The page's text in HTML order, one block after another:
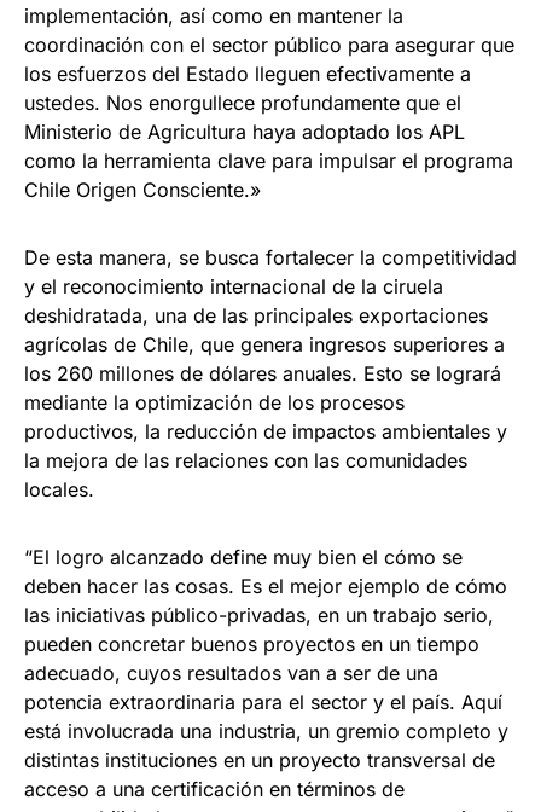
implementación, así como en mantener la
coordinación con el sector público para asegurar que
los esfuerzos del Estado lleguen efectivamente a
ustedes. Nos enorgullece profundamente que el
Ministerio de Agricultura haya adoptado los APL
como la herramienta clave para impulsar el programa
Chile Origen Consciente.»
De esta manera, se busca fortalecer la competitividad
y el reconocimiento internacional de la ciruela
deshidratada, una de las principales exportaciones
agrícolas de Chile, que genera ingresos superiores a
los 260 millones de dólares anuales. Esto se logrará
mediante la optimización de los procesos
productivos, la reducción de impactos ambientales y
la mejora de las relaciones con las comunidades
locales.
“El logro alcanzado define muy bien el cómo se
deben hacer las cosas. Es el mejor ejemplo de cómo
las iniciativas público-privadas, en un trabajo serio,
pueden concretar buenos proyectos en un tiempo
adecuado, cuyos resultados van a ser de una
potencia extraordinaria para el sector y el país. Aquí
está involucrada una industria, un gremio completo y
distintas instituciones en un proyecto transversal de
acceso a una certificación en términos de